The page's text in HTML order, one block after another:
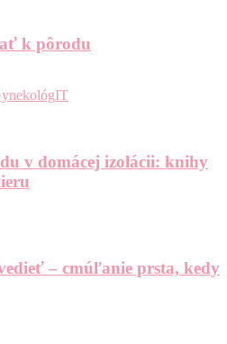
k pôrodu
IT
v domácej izolácii: knihy
– cmúľanie prsta, kedy